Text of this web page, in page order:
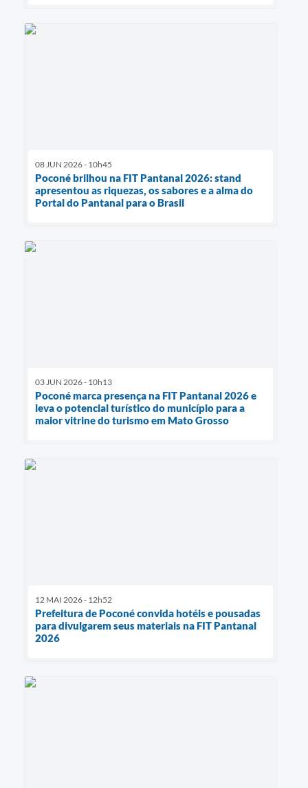
08 JUN 2026 - 10h45
Poconé brilhou na FIT Pantanal 2026: stand
apresentou as riquezas, os sabores e a alma do
Portal do Pantanal para o Brasil
03 JUN 2026 - 10h13
Poconé marca presença na FIT Pantanal 2026 e
leva o potencial turístico do município para a
maior vitrine do turismo em Mato Grosso
12 MAI 2026 - 12h52
Prefeitura de Poconé convida hotéis e pousadas
para divulgarem seus materiais na FIT Pantanal
2026